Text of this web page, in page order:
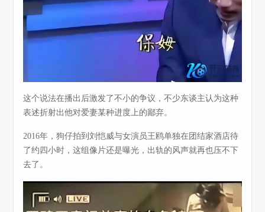
这个说法在播出后激发了不小的争议，不少东谈主认为这种
表述折射出他对爱妻某种进度上的鄙弃。
2016年，狗仔拍到刘恺威与女演员王鸥单独在团结家酒店待
了约四小时，这组像片还是曝光，出轨的风声就再也压不下
去了。